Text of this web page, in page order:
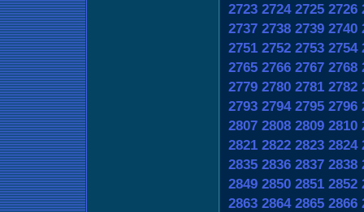
2723 2724 2725 2726
2737 2738 2739 2740
2751 2752 2753 2754
2765 2766 2767 2768
2779 2780 2781 2782
2793 2794 2795 2796
2807 2808 2809 2810
2821 2822 2823 2824
2835 2836 2837 2838
2849 2850 2851 2852
2863 2864 2865 2866